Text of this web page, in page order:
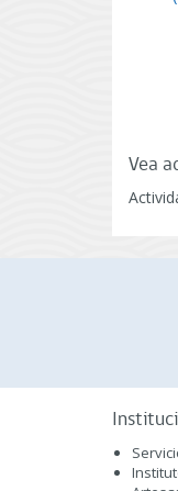
Vea